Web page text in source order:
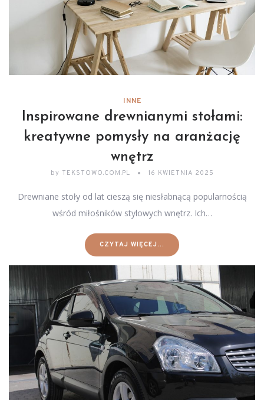
INNE
Inspirowane drewnianymi stołami:
kreatywne pomysły na aranżację
wnętrz
by TEKSTOWO.COM.PL 16 KWIETNIA 2025
Drewniane stoły od lat cieszą się niesłabnącą popularnością
wśród miłośników stylowych wnętrz. Ich…
CZYTAJ WIĘCEJ...